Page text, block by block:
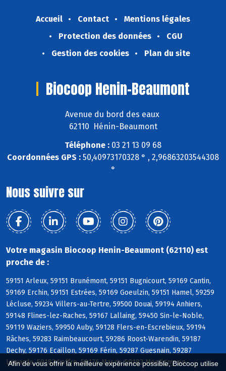
Afin de vous offrir la meilleure expérience possible, Biocoop utilise
Accueil Contact
Mentions légales
Protection des données
CGU
Gestion des cookies
Plan du site
Biocoop Henin-Beaumont
Avenue du bord des eaux
62110 Hénin-Beaumont
Téléphone : 03 21 13 09 68
Coordonnées GPS : 50,40973170328 ° , 2,96863203544308
°
Nous suivre sur
Votre magasin Biocoop Henin-Beaumont (62110) est
proche de :
59151 Arleux, 59151 Brunémont, 59151 Bugnicourt, 59169 Cantin,
59169 Erchin, 59151 Estrées, 59169 Goeulzin, 59151 Hamel, 59259
Lécluse, 59234 Villers-au-Tertre, 59500 Douai, 59194 Anhiers,
59148 Flines-lez-Raches, 59167 Lallaing, 59450 Sin-le-Noble,
59119 Waziers, 59950 Auby, 59128 Flers-en-Escrebieux, 59194
Râches, 59283 Raimbeaucourt, 59286 Roost-Warendin, 59187
Dechy, 59176 Ecaillon, 59169 Férin, 59287 Guesnain, 59287
Lewarde, 59182 Loffre, 59176 Masny, 59182 Montigny-en-